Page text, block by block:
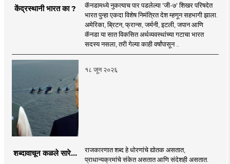
केंद्रस्थानी भारत का ?
कॅनडामध्ये नुकत्याच पार पडलेल्या 'जी-७' शिखर परिषदेत
भारत पुन्हा एकदा विशेष निमंत्रित देश म्हणून सहभागी झाला.
अमेरिका, ब्रिटन, फ्रान्स, जर्मनी, इटली, जपान आणि
कॅनडा या सात विकसित अर्थव्यवस्थांच्या गटाचा भारत
सदस्य नसला, तरी गेल्या काही वर्षांपासून ..
१८ जून २०२६
शब्दावाचून कळले सारे...
राजकारणात शब्द हे धोरणांचे द्योतक असतात,
प्राधान्यक्रमांचे संकेत असतात आणि संदेशही असतात.